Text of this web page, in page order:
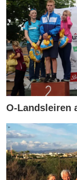
O-Landsleiren